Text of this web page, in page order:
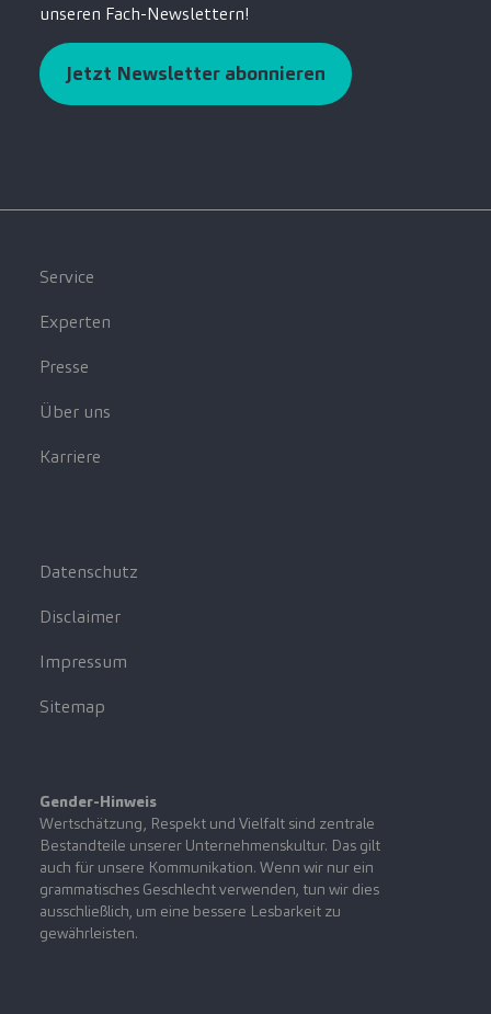
unseren Fach-Newslettern!
Jetzt Newsletter abonnieren
Service
Experten
Presse
Über uns
Karriere
Datenschutz
Disclaimer
Impressum
Sitemap
Gender-Hinweis
Wertschätzung, Respekt und Vielfalt sind zentrale
Bestandteile unserer Unternehmenskultur. Das gilt
auch für unsere Kommunikation. Wenn wir nur ein
grammatisches Geschlecht verwenden, tun wir dies
ausschließlich, um eine bessere Lesbarkeit zu
gewährleisten.